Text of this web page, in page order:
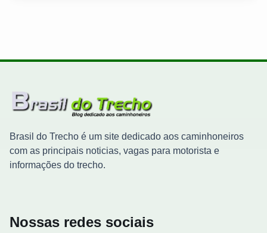
Brasil do Trecho é um site dedicado aos caminhoneiros
com as principais noticias, vagas para motorista e
informações do trecho.
Nossas redes sociais